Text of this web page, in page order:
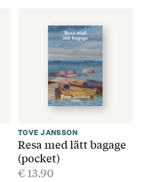
TOVE JANSSON
Resa med lätt bagage
(pocket)
€13.90